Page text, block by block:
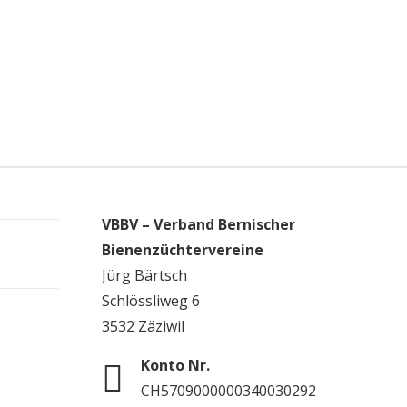
VBBV – Verband Bernischer
Bienenzüchtervereine
Jürg Bärtsch
Schlössliweg 6
3532 Zäziwil
Konto Nr.
CH5709000000340030292